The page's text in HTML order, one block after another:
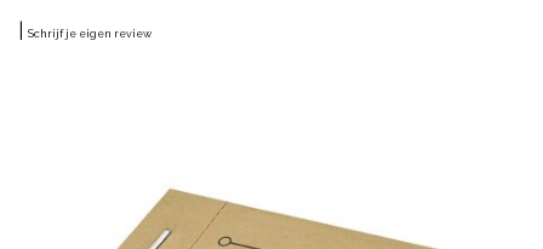
Schrijf je eigen review